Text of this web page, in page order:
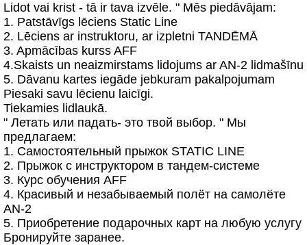
Lidot vai krist - tā ir tava izvēle. " Mēs piedāvājam:
1. Patstāvīgs lēciens Static Line
2. Lēciens ar instruktoru, ar izpletni TANDĒMĀ
3. Apmācības kurss AFF
4.Skaists un neaizmirstams lidojums ar AN-2 lidmašīnu
5. Dāvanu kartes iegāde jebkuram pakalpojumam
Piesaki savu lēcienu laicīgi.
Tiekamies lidlaukā.
" Летать или падать- это твой выбор. " Мы
предлагаем:
1. Самостоятельный прыжок STATIC LINE
2. Прыжок с инструктором в тандем-системе
3. Курс обучения AFF
4. Красивый и незабываемый полёт на самолёте
AN-2
5. Приобретение подарочных карт на любую услугу
Бронируйте заранее.